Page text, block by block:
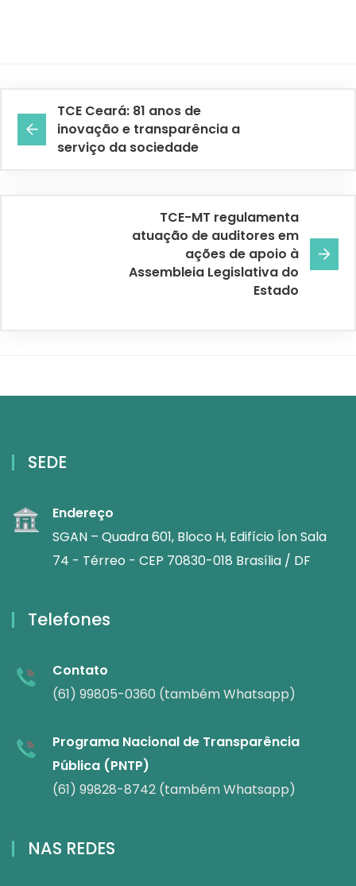
TCE Ceará: 81 anos de
inovação e transparência a
serviço da sociedade
TCE-MT regulamenta
atuação de auditores em
ações de apoio à
Assembleia Legislativa do
Estado
SEDE
Endereço
SGAN – Quadra 601, Bloco H, Edifício Íon Sala
74 - Térreo - CEP 70830-018 Brasília / DF
Telefones
Contato
(61) 99805-0360 (também Whatsapp)
Programa Nacional de Transparência
Pública (PNTP)
(61) 99828-8742 (também Whatsapp)
NAS REDES